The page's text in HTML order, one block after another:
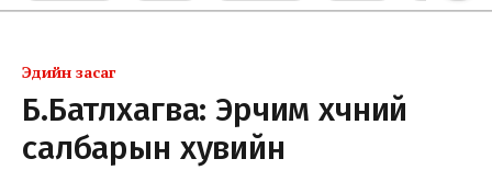
Эдийн засаг
Б.Батлхагва: Эрчим хүчний
салбарын хувийн